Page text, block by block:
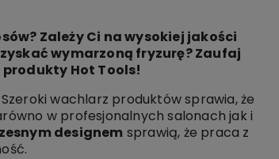
Zależy Ci na wysokiej jakości
wymarzoną fryzurę? Zaufaj
Hot Tools!
wachlarz produktów sprawia, że
w profesjonalnych salonach jak i
designem sprawią, że praca z